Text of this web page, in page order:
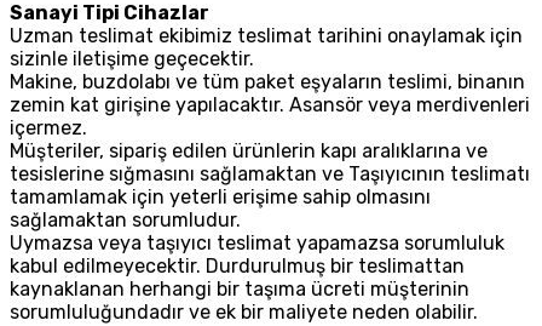
Sanayi Tipi Cihazlar
Uzman teslimat ekibimiz teslimat tarihini onaylamak için
sizinle iletişime geçecektir.
Makine, buzdolabı ve tüm paket eşyaların teslimi, binanın
zemin kat girişine yapılacaktır. Asansör veya merdivenleri
içermez.
Müşteriler, sipariş edilen ürünlerin kapı aralıklarına ve
tesislerine sığmasını sağlamaktan ve Taşıyıcının teslimatı
tamamlamak için yeterli erişime sahip olmasını
sağlamaktan sorumludur.
Uymazsa veya taşıyıcı teslimat yapamazsa sorumluluk
kabul edilmeyecektir. Durdurulmuş bir teslimattan
kaynaklanan herhangi bir taşıma ücreti müşterinin
sorumluluğundadır ve ek bir maliyete neden olabilir.